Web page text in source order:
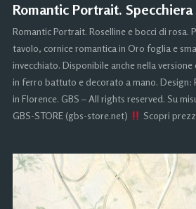
Romantic Portrait.
Romantic Portrait. Roselline e bocci di rosa.
tavolo, cornice romantica in Oro foglia e
invecchiato. Disponibile anche nella
in ferro battuto e decorato a mano. Design:
in Florence. GBS – All rights reserved. Su
GBS-STORE (gbs-store.net)
Scopri